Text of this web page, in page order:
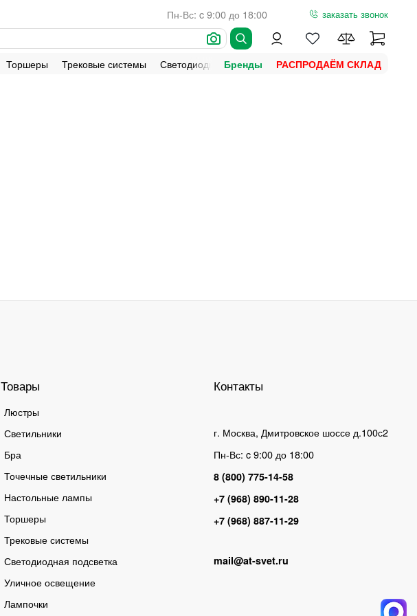
Пн-Вс: c 9:00 до 18:00 заказать звонок
Торшеры Трековые системы Светодиодная подсветка Уличное освещение
Бренды РАСПРОДАЁМ СКЛАД
Товары
Люстры
Светильники
Бра
Точечные светильники
Настольные лампы
Торшеры
Трековые системы
Светодиодная подсветка
Уличное освещение
Лампочки
Контакты
г. Москва, Дмитровское шоссе д.100с2
Пн-Вс: c 9:00 до 18:00
8 (800) 775-14-58
+7 (968) 890-11-28
+7 (968) 887-11-29
mail@at-svet.ru